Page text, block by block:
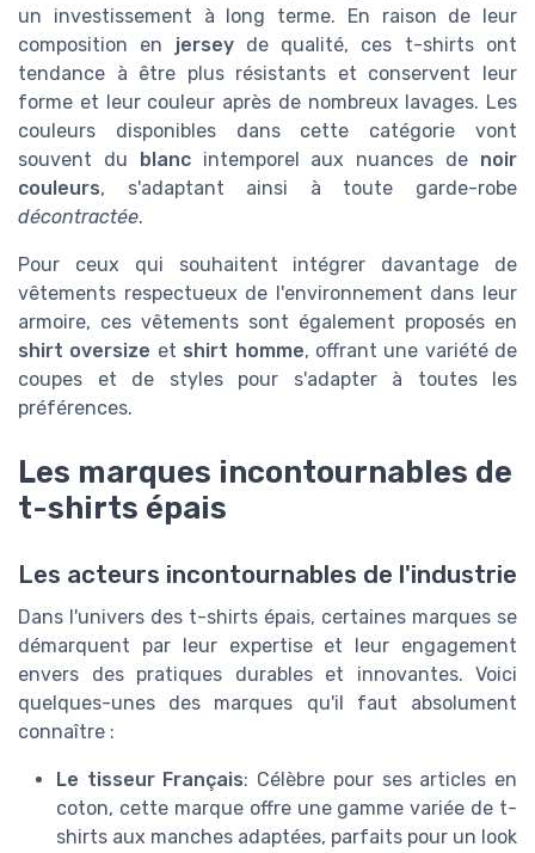
un investissement à long terme. En raison de leur
composition en jerseyde qualité, ces t-shirts ont
tendance à être plus résistants et conservent leur
forme et leur couleur après de nombreux lavages. Les
couleurs disponibles dans cette catégorie vont
souvent du blancintemporel aux nuances de noir
couleurs, s'adaptant ainsi à toute garde-robe
décontractée.
Pour ceux qui souhaitent intégrer davantage de
vêtements respectueux de l'environnement dans leur
armoire, ces vêtements sont également proposés en
shirt oversize et shirt homme, offrant une variété de
coupes et de styles pour s'adapter à toutes les
préférences.
Les marques incontournables de
t-shirts épais
Les acteurs incontournables de l'industrie
Dans l'univers des t-shirts épais, certaines marques se
démarquent par leur expertise et leur engagement
envers des pratiques durables et innovantes. Voici
quelques-unes des marques qu'il faut absolument
connaître :
Le tisseur Français: Célèbre pour ses articles en
coton, cette marque offre une gamme variée de t-
shirts aux manches adaptées, parfaits pour un look